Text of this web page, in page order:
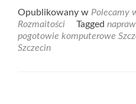
Opublikowany w Polecamy
Rozmaitości
Tagged
pogotowie komputerowe
Szczecin